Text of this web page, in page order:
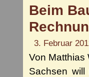
Beim
3. Februar
Von Matthias
Sachsen